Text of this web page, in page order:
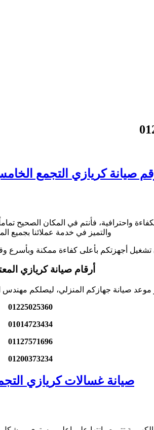
صيانة كريازي التجمع الخامس
واحترافية، فأنتم في المكان الصحيح
والتميز في خدمة عملائنا بجميع
أجهزتكم بأعلى كفاءة ممكنة وبأسرع
أرقام صيانة كريازي
موعد صيانة جهازكم المنزلي، ليصلكم
01225025360
01014723434
01127571696
01200373234
صيانة غسالات كريازي